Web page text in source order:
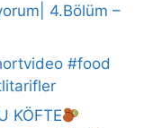
4.Bölüm –
#food
KÖFTE